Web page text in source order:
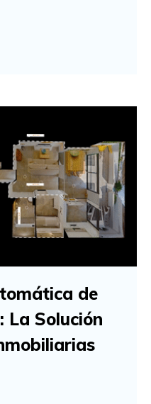
de
La Solución